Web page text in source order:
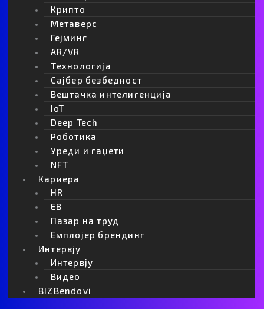
Крипто
Метаверс
Гејминг
AR/VR
Tехнологија
Сајбер безбедност
Вештачка интелигенција
IoT
Deep Tech
Роботика
Уреди и гаџети
NFT
Кариера
HR
EB
Пазар на труд
Емплојер брендинг
Интервју
Интервју
Видео
BIZBendovi
Биткоин милионери
Победата на Доналд Трамп на
претседателските избори предизвика
значителен пораст на вредноста на
Биткоинот (BTC), водечката светска
криптовалута, и го зголеми бројот на Биткоин
милионери.Webmind Редакција
07/11/2024
All articles loaded
No more articles to load
Партнери